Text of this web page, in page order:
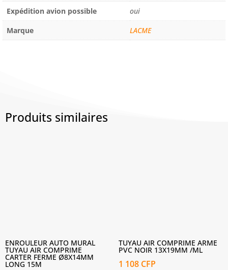
Expédition avion possible
oui
Marque
LACME
Produits similaires
ENROULEUR AUTO MURAL
TUYAU AIR COMPRIME
CARTER FERME Ø8X14MM
LONG 15M
TUYAU AIR COMPRIME ARME
PVC NOIR 13X19MM /ML
1 108 CFP